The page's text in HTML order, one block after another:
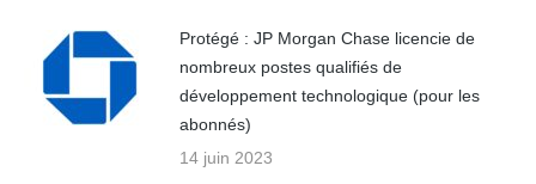
Protégé : JP Morgan Chase licencie de
nombreux postes qualifiés de
développement technologique (pour les
abonnés)
14 juin 2023